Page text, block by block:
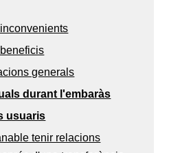
generals
durant l'embaràs
usuaris
tenir relacions